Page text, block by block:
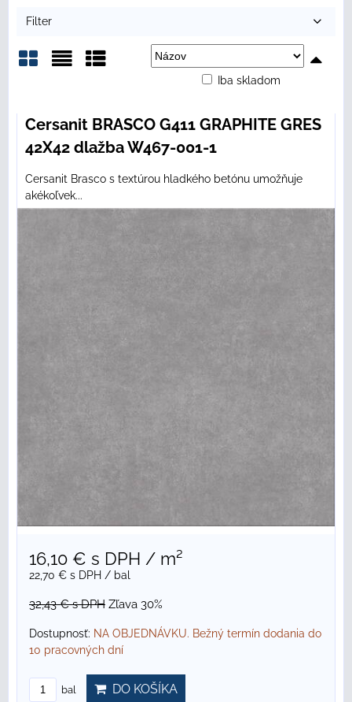
Filter
Iba skladom
Cersanit BRASCO G411 GRAPHITE GRES
42X42 dlažba W467-001-1
Cersanit Brasco s textúrou hladkého betónu umožňuje
akékoľvek...
16,10 € s DPH / m²
22,70 € s DPH / bal
32,43 €s DPH Zľava 30%
Dostupnosť: NA OBJEDNÁVKU. Bežný termín dodania do
10 pracovných dní
bal DO KOŠÍKA